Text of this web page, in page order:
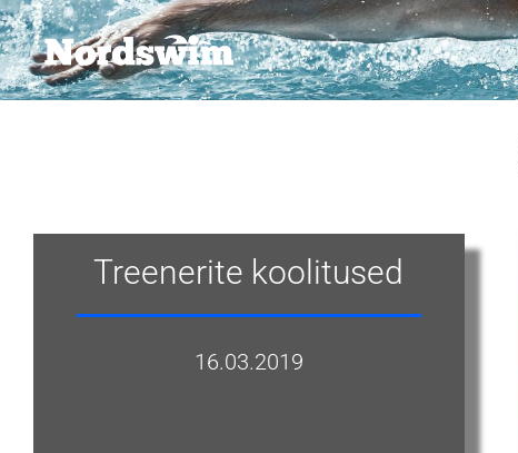
Treenerite koolitused
16.03.2019